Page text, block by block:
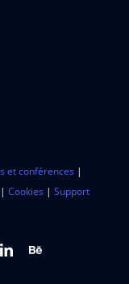
et conférences|
Cookies| Support